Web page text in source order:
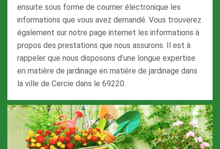
ensuite sous forme de courrier électronique les
informations que vous avez demandé. Vous trouverez
également sur notre page internet les informations à
propos des prestations que nous assurons. Il est à
rappeler que nous disposons d’une longue expertise
en matière de jardinage en matière de jardinage dans
la ville de Cercie dans le 69220.